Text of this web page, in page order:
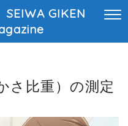
GIKEN
さ比重）の測定